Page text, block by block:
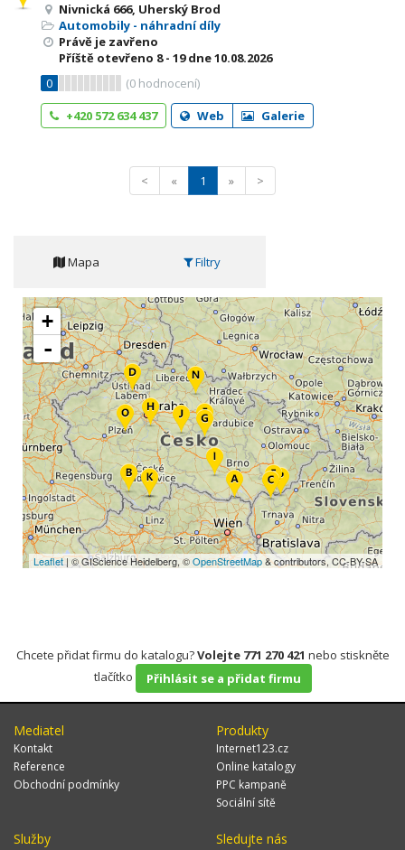
Nivnická 666, Uherský Brod
Automobily - náhradní díly
Právě je zavřeno
Příště otevřeno 8 - 19dne 10.08.2026
0
(0 hodnocení)
+420 572 634 437
Web Galerie
< « 1 » >
Mapa Filtry
+
-
Leaflet| © GIScience Heidelberg, ©OpenStreetMap& contributors, CC-BY-SA
Chcete přidat firmu do katalogu?Volejte 771 270 421 nebo stiskněte
tlačítko
Přihlásit se a přidat firmu
Mediatel
Kontakt
Reference
Obchodní podmínky
Produkty
Internet123.cz
Online katalogy
PPC kampaně
Sociální sítě
Služby Sledujte nás